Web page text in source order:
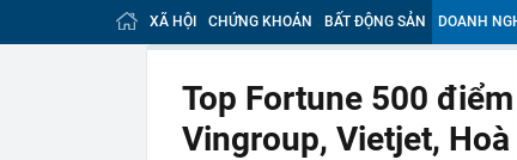
12:45
Xuân
sử đeo
12:21
Vì sao
bị khởi tố?
12:18
Một yếu
XÃ HỘI CHỨNG KHOÁN BẤT ĐỘNG SẢN DOANH
Top Fortune 500
Vingroup, Vietjet,